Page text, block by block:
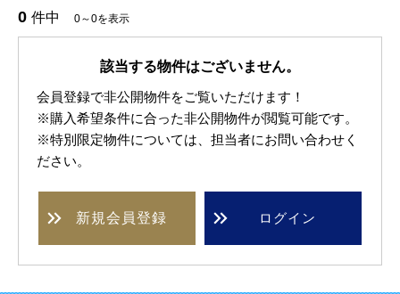
0 件中 0～0を表示
該当する物件はございません。
会員登録で非公開物件をご覧いただけます！
※購入希望条件に合った非公開物件が閲覧可能です。
※特別限定物件については、担当者にお問い合わせく
ださい。
新規会員登録 ログイン